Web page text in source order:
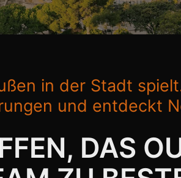
in der Stadt
und entdeckt
DAS